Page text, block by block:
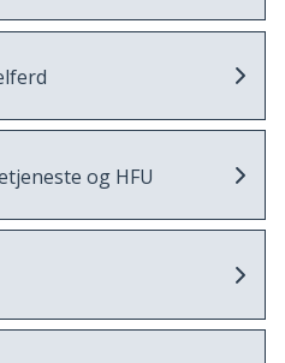
og HFU